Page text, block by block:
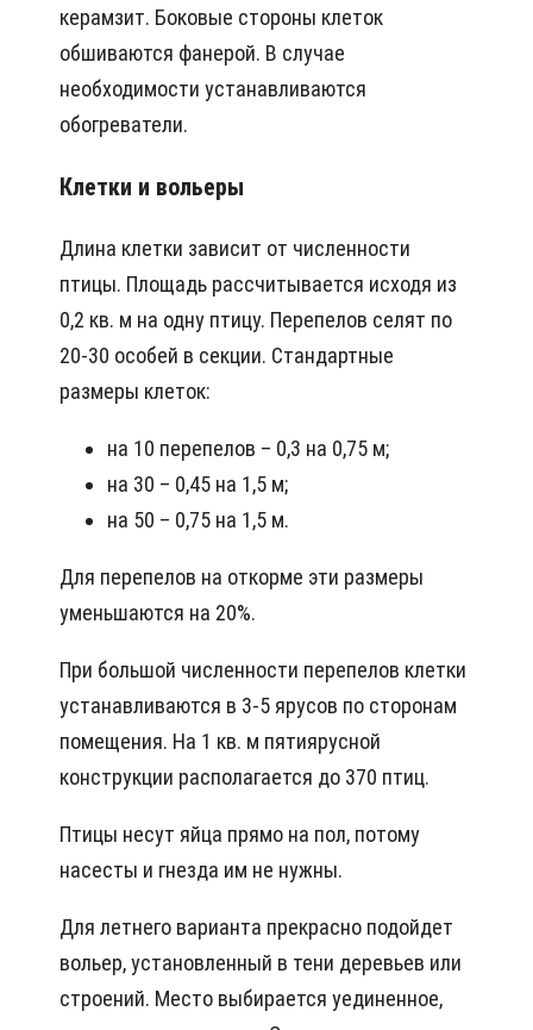
керамзит. Боковые стороны клеток
обшиваются фанерой. В случае
необходимости устанавливаются
обогреватели.
Клетки и вольеры
Длина клетки зависит от численности
птицы. Площадь рассчитывается исходя из
0,2 кв. м на одну птицу. Перепелов селят по
20-30 особей в секции. Стандартные
размеры клеток:
на 10 перепелов – 0,3 на 0,75 м;
на 30 – 0,45 на 1,5 м;
на 50 – 0,75 на 1,5 м.
Для перепелов на откорме эти размеры
уменьшаются на 20%.
При большой численности перепелов клетки
устанавливаются в 3-5 ярусов по сторонам
помещения. На 1 кв. м пятиярусной
конструкции располагается до 370 птиц.
Птицы несут яйца прямо на пол, потому
насесты и гнезда им не нужны.
Для летнего варианта прекрасно подойдет
вольер, установленный в тени деревьев или
строений. Место выбирается уединенное,